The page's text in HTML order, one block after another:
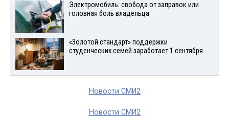
Электромобиль: свобода от заправок или
головная боль владельца
«Золотой стандарт» поддержки
студенческих семей заработает 1 сентября
Новости СМИ2
Новости СМИ2